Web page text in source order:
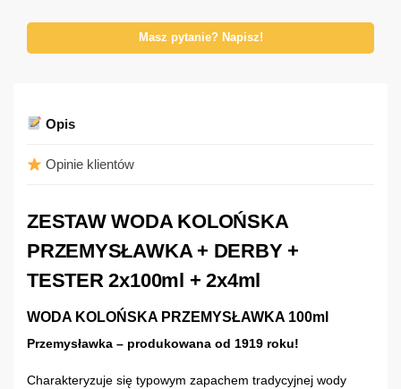
Masz pytanie? Napisz!
Opis
Opinie klientów
ZESTAW WODA KOLOŃSKA
PRZEMYSŁAWKA + DERBY +
TESTER 2x100ml + 2x4ml
WODA KOLOŃSKA PRZEMYSŁAWKA 100ml
Przemysławka – produkowana od 1919 roku!
Charakteryzuje się typowym zapachem tradycyjnej wody